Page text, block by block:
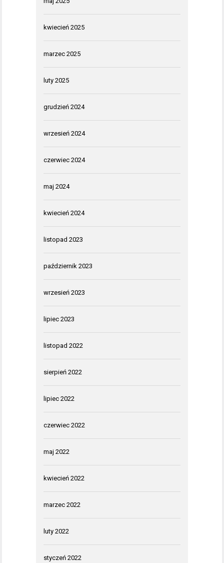
kwiecień 2025
marzec 2025
luty 2025
grudzień 2024
wrzesień 2024
czerwiec 2024
maj 2024
kwiecień 2024
listopad 2023
październik 2023
wrzesień 2023
lipiec 2023
listopad 2022
sierpień 2022
lipiec 2022
czerwiec 2022
maj 2022
kwiecień 2022
marzec 2022
luty 2022
styczeń 2022